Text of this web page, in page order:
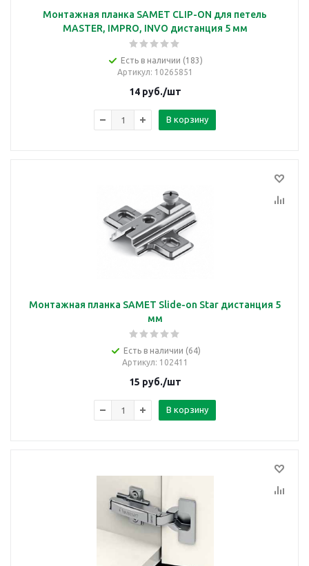
Монтажная планка SAMET CLIP-ON для петель
MASTER, IMPRO, INVO дистанция 5 мм
Есть в наличии (183)
Артикул: 10265851
14руб./шт
В корзину
Монтажная планка SAMET Slide-on Star дистанция 5
мм
Есть в наличии (64)
Артикул: 102411
15 руб./шт
В корзину